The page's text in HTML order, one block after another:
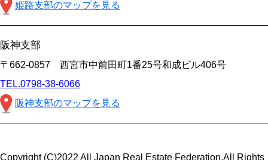
姫路支部のマップを見る
阪神支部
〒662-0857 西宮市中前田町1番25号和成ビル406号
TEL.0798-38-6066
阪神支部のマップを見る
Copyright (C)2022 All Japan Real Estate Federation.All Rights